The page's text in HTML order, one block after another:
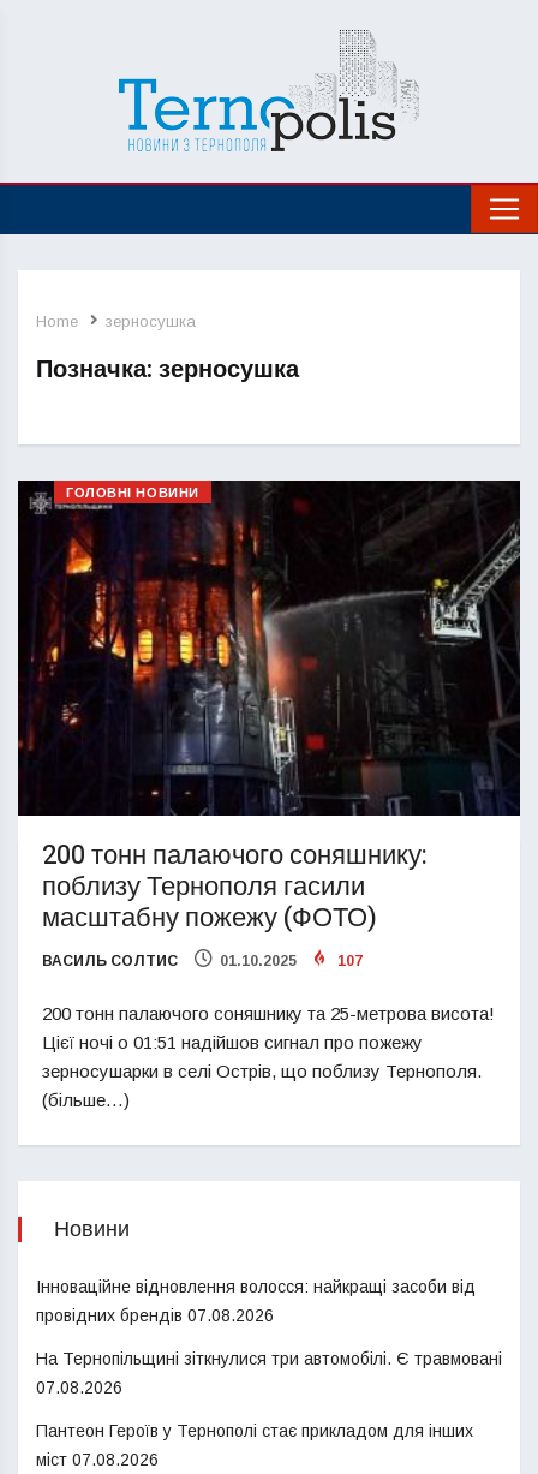
Home зерносушка
Позначка: зерносушка
ГОЛОВНІ НОВИНИ
200 тонн палаючого соняшнику:
поблизу Тернополя гасили
масштабну пожежу (ФОТО)
ВАСИЛЬ СОЛТИС 01.10.2025 107
200 тонн палаючого соняшнику та 25-метрова висота!
Цієї ночі о 01:51 надійшов сигнал про пожежу
зерносушарки в селі Острів, що поблизу Тернополя.
(більше…)
Новини
Інноваційне відновлення волосся: найкращі засоби від
провідних брендів 07.08.2026
На Тернопільщині зіткнулися три автомобілі. Є травмовані
07.08.2026
Пантеон Героїв у Тернополі стає прикладом для інших
міст 07.08.2026